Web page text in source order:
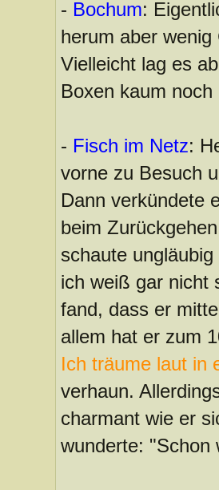
- Bochum:
herum aber
Vielleicht lag es
Boxen kaum
- Fisch im Netz:
vorne zu Besuch
Dann verkündete
beim
schaute
ich weiß gar nicht
fand, dass er
allem hat er zum
Ich träume laut in
verhaun.
charmant wie er
wunderte: "Schon